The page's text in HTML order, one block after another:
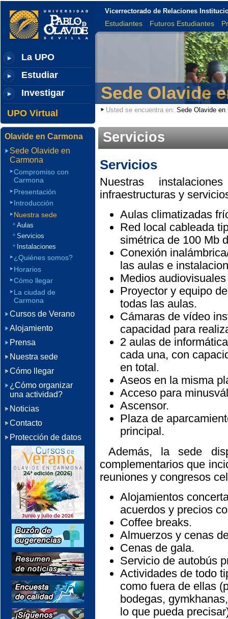
La UPO
Estudiar
Investigar
UPO Virtual
Vicerrectorado de Relaciones
Estudiantes Futuros Estudiantes
Sede Olavide
Usted se encuentra en: Sede Olavide en
Servicios
Servicios
Nuestras
infraestructuras y
Aulas climatizadas
Red local cableada
simétrica de 100 Mb
Conexión
las aulas e
Medios
Proyector y equipo
todas las aulas.
Cámaras de vídeo
capacidad para
2 aulas de
cada una, con
en total.
Aseos en la misma
Acceso para
Ascensor.
Plaza de
principal.
Además, la sede
complementarios que
reuniones y congresos
Alojamientos
acuerdos y precios
Coffee breaks.
Almuerzos y cenas
Cenas de gala.
Servicio de autobús
Actividades de todo
como fuera de ellas
bodegas,
lo que pueda
Olavide en Carmona
Sede Olavide en
Carmona
Compromiso con
Carmona
Presentación
Introducción
Nuestra sede
Aulas
Servicios
Instalaciones
¿Quiénes somos?
Horarios
Cómo llegar
La ciudad de
Carmona
Cursos de Verano
Alojamiento
Prensa
Nuestra sede
Cómo llegar
¿Cómo organizar
una actividad?
Noticias
Contacto
Protección de datos